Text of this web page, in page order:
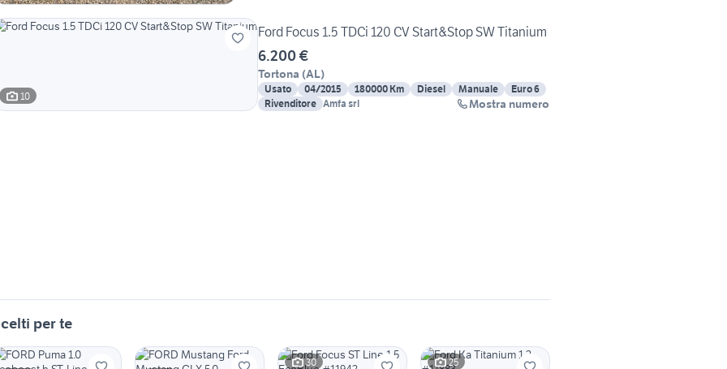
10
Ford Focus 1.5 TDCi 120 CV Start&Stop SW Titanium
6.200 €
Tortona (AL)
Usato 04/2015 180000 Km Diesel Manuale
Euro 6
Rivenditore Amfa srl Mostra numero
per te
30 25